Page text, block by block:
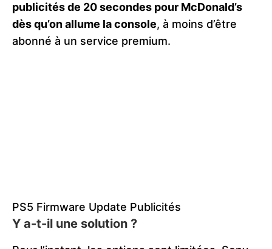
publicités de 20 secondes pour McDonald’s
dès qu’on allume la console, à moins d’être
abonné à un service premium​.
PS5 Firmware Update Publicités
Y a-t-il une solution ?